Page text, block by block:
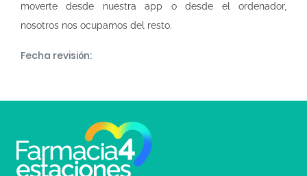
moverte desde nuestra app o desde el ordenador,
nosotros nos ocupamos del resto.
Fecha revisión: